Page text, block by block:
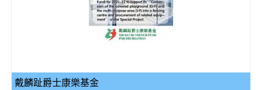
戴麟趾爵士康樂基金